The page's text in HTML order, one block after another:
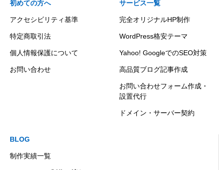
初めての方へ
アクセシビリティ基準
特定商取引法
個人情報保護について
お問い合わせ
サービス一覧
完全オリジナルHP制作
WordPress格安テーマ
Yahoo! GoogleでのSEO対策
高品質ブログ記事作成
お問い合わせフォーム作成・
設置代行
ドメイン・サーバー契約
BLOG
制作実績一覧